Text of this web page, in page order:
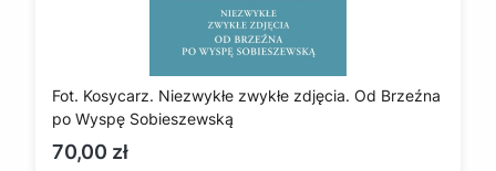
Fot. Kosycarz. Niezwykłe zwykłe zdjęcia. Od Brzeźna
po Wyspę Sobieszewską
Cena
70,00 zł